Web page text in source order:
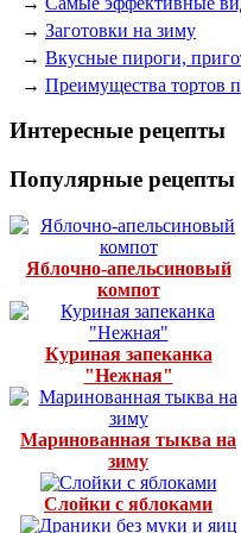
→ Заготовки на зиму
→ Вкусные пироги,
→ Преимущества тортов
Интересные рецепты
Популярные рецепты
Яблочно-апельсиновый
компот
Куриная запеканка
"Нежная"
Маринованная тыква на
зиму
Слойки с яблоками